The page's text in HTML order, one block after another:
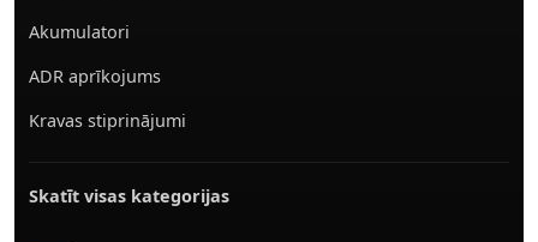
Akumulatori
ADR aprīkojums
Kravas stiprinājumi
Skatīt visas kategorijas